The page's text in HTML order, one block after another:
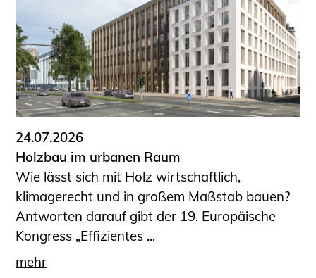
24.07.2026
Holzbau im urbanen Raum
Wie lässt sich mit Holz wirtschaftlich,
klimagerecht und in großem Maßstab bauen?
Antworten darauf gibt der 19. Europäische
Kongress „Effizientes ...
mehr